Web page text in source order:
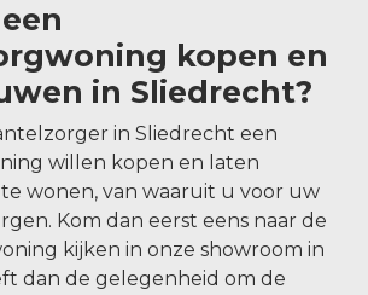
kopen en
in Sliedrecht?
in Sliedrecht een
willen kopen en laten
wonen, van waaruit u voor uw
Kom dan eerst eens naar de
kijken in onze showroom in
dan de gelegenheid om de